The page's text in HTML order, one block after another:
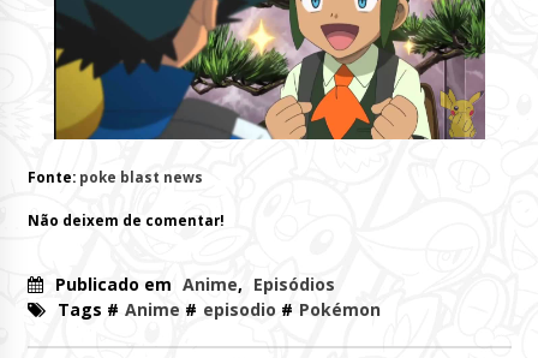
Fonte: poke blast news
Não deixem de comentar!
Publicado em Anime, Episódios
Tags # Anime # episodio # Pokémon